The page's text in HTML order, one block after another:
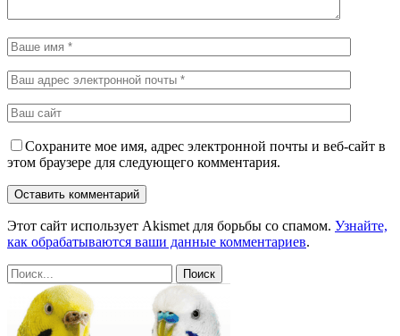
Сохраните мое имя, адрес электронной почты и веб-сайт в
этом браузере для следующего комментария.
Этот сайт использует Akismet для борьбы со спамом. Узнайте,
как обрабатываются ваши данные комментариев.